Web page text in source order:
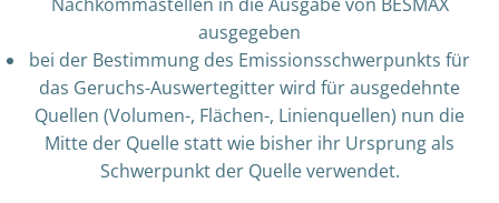
ausgegeben
bei der Bestimmung des Emissionsschwerpunkts für
das Geruchs-Auswertegitter wird für ausgedehnte
Quellen (Volumen-, Flächen-, Linienquellen) nun die
Mitte der Quelle statt wie bisher ihr Ursprung als
Schwerpunkt der Quelle verwendet.